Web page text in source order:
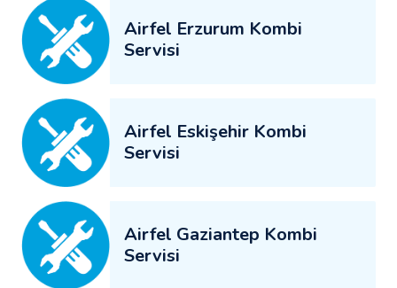
Airfel Erzurum Kombi
Servisi
Airfel Eskişehir Kombi
Servisi
Airfel Gaziantep Kombi
Servisi